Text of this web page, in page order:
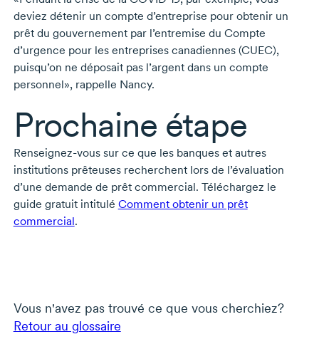
deviez détenir un compte d’entreprise pour obtenir un
prêt du gouvernement par l’entremise du Compte
d’urgence pour les entreprises canadiennes (CUEC),
puisqu’on ne déposait pas l’argent dans un compte
personnel», rappelle Nancy.
Prochaine étape
Renseignez-voussur ce que les banques et autres
institutions prêteuses recherchent lors de l’évaluation
d’une demande de prêt commercial. Téléchargez le
guide gratuit intitulé Comment obtenir un prêt
commercial.
Vous n'avez pas trouvé ce que vous cherchiez?
Retour au glossaire